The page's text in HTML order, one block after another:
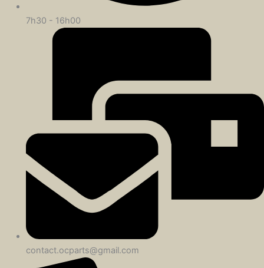
7h30 - 16h00
contact.ocparts@gmail.com